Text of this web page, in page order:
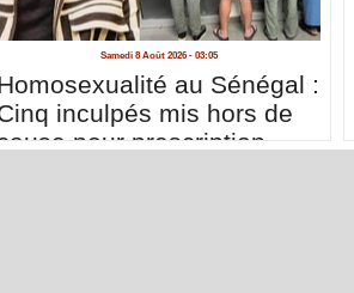
Samedi 8 Août 2026 - 03:05
au Sénégal :
inculpés mis hors de
cause pour prescription